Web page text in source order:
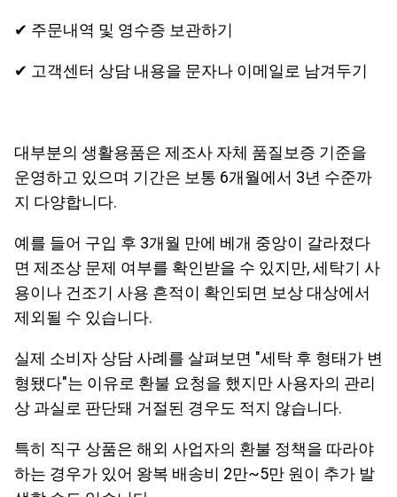
✔ 주문내역 및 영수증 보관하기
✔ 고객센터 상담 내용을 문자나 이메일로 남겨두기
대부분의 생활용품은 제조사 자체 품질보증 기준을
운영하고 있으며 기간은 보통 6개월에서 3년 수준까
지 다양합니다.
예를 들어 구입 후 3개월 만에 베개 중앙이 갈라졌다
면 제조상 문제 여부를 확인받을 수 있지만, 세탁기 사
용이나 건조기 사용 흔적이 확인되면 보상 대상에서
제외될 수 있습니다.
실제 소비자 상담 사례를 살펴보면 "세탁 후 형태가 변
형됐다"는 이유로 환불 요청을 했지만 사용자의 관리
상 과실로 판단돼 거절된 경우도 적지 않습니다.
특히 직구 상품은 해외 사업자의 환불 정책을 따라야
하는 경우가 있어 왕복 배송비 2만~5만 원이 추가 발